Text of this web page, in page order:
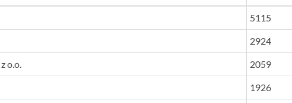
MLN ZŁ)
5115
2924
o.o. 2059
1926